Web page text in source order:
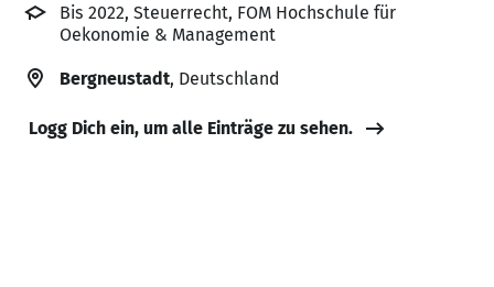
Bis 2022, Steuerrecht, FOM Hochschule für
Oekonomie & Management
Bergneustadt, Deutschland
Logg Dich ein, um alle Einträge zu sehen.